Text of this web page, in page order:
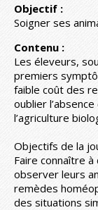
Objectif :
Soigner ses
Contenu :
Les éleveurs,
premiers
faible coût des
oublier
l’agriculture
Objectifs de la
Faire connaître
observer leurs
remèdes
des situations